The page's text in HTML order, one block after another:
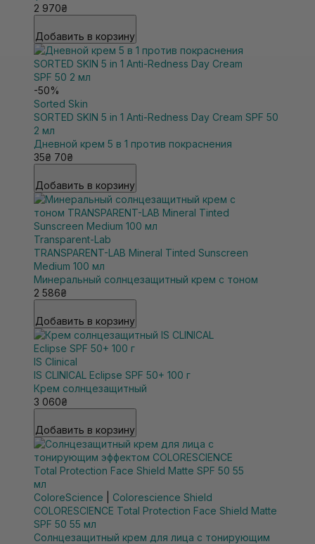
2 970₴
Добавить в корзину
-50%
Sorted Skin
SORTED SKIN 5 in 1 Anti-Redness Day Cream SPF 50
2 мл
Дневной крем 5 в 1 против покраснения
35₴ 70₴
Добавить в корзину
Transparent-Lab
TRANSPARENT-LAB Mineral Tinted Sunscreen
Medium 100 мл
Минеральный солнцезащитный крем с тоном
2 586₴
Добавить в корзину
IS Clinical
IS CLINICAL Eclipse SPF 50+ 100 г
Крем солнцезащитный
3 060₴
Добавить в корзину
ColoreScience
Colorescience Shield
COLORESCIENCE Total Protection Face Shield Matte
SPF 50 55 мл
Солнцезащитный крем для лица с тонирующим